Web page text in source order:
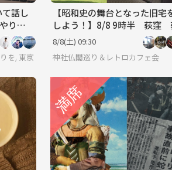
✨ 転勤で出てきたばかり～友達が欲しい・
話し
りと
を/20代後半〜30代中心(40代少々)の集い】
東京
【昭和史の舞台となった旧宅
しよう！】8/8 9時半 荻窪 荻外
荘 【常連の方参加費還元】
8/8(土) 09:30
神社仏閣巡り＆レトロカフェ会